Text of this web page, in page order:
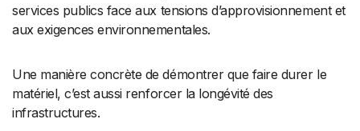
services publics face aux tensions d’approvisionnement et
aux exigences environnementales.
Une manière concrète de démontrer que faire durer le
matériel, c’est aussi renforcer la longévité des
infrastructures.